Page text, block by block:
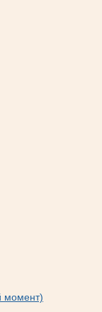
момент)